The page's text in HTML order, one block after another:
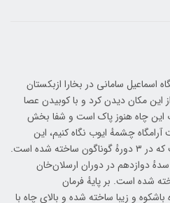
اسماعیل سامانی در بخارا ازبکستان
این مکان دیدن کرد و با کوبیدن عصا
چاه هنوز پاک است و شفا بخش
چشمهٔ ایوب نگاه کنیم، این
ساختمان دربرگیرندهٔ ۳ بخش است که در ۳ دورهٔ گوناگون ساخته شده‌ است.
دوازدهم در دوران ارسلان‌خان
شده‌ است. بر پایهٔ فرمان
و زیبا ساخته شده و بالای چاه با